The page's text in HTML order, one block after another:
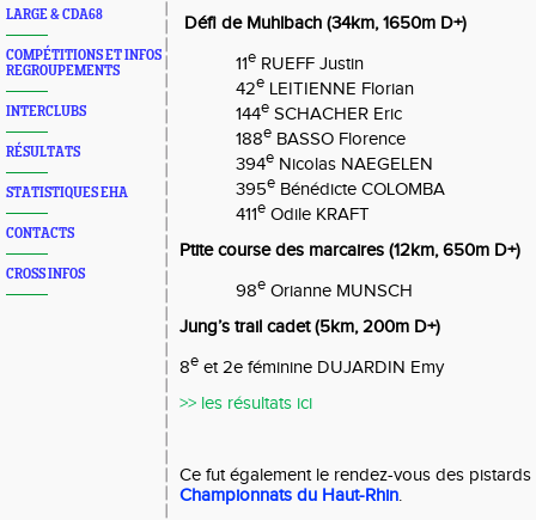
LARGE & CDA68
COMPÉTITIONS ET INFOS
REGROUPEMENTS
INTERCLUBS
RÉSULTATS
STATISTIQUES EHA
CONTACTS
CROSS INFOS
Défi de Muhlbach (34km, 1650m D+)
11e RUEFF Justin
42e LEITIENNE Florian
144e SCHACHER Eric
188e BASSO Florence
394e Nicolas NAEGELEN
395e Bénédicte COLOMBA
411e Odile KRAFT
Ptite course des marcaires (12km, 650m D+)
98e Orianne MUNSCH
Jung’s trail cadet (5km, 200m D+)
8e et 2e féminine DUJARDIN Emy
>> les résultats ici
Ce fut également le rendez-vous des
Championnats du Haut-Rhin.